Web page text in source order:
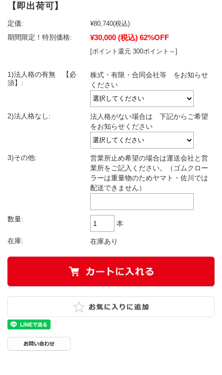
【即出荷可】
定価: ¥80,740(税込)
期間限定！特別価格:
¥30,000 (税込) 62%OFF
[ポイント還元 300ポイント～]
1)法人格の有無 【必
須】:
株式・有限・合同会社等 をお知らせ
ください
2)法人格なし:
法人格がない場合は 下記からご希望
をお知らせください
3)その他:
営業所止め希望の場合は運送会社と営
業所をご記入ください。（ゴムクロー
ラーは重量物のためヤマト・佐川では
配送できません）
数量:
本
在庫: 在庫あり